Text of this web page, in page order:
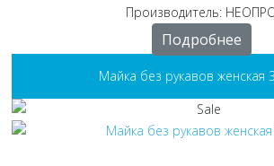
Производитель:
Подробнее
Майка без рукавов женская